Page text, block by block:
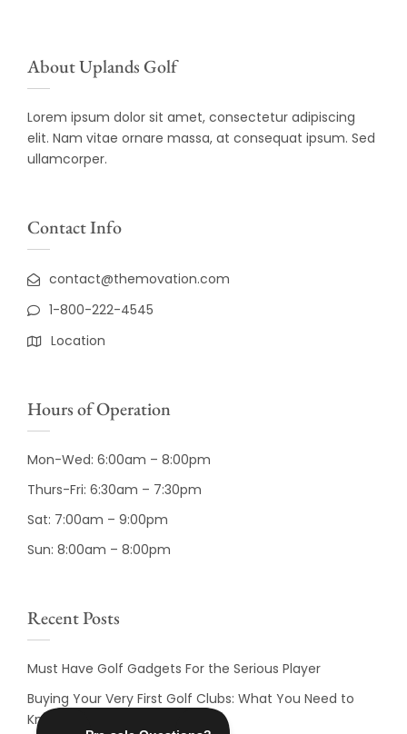
About Uplands Golf
Lorem ipsum dolor sit amet, consectetur adipiscing
elit. Nam vitae ornare massa, at consequat ipsum. Sed
ullamcorper.
Contact Info
contact@themovation.com
1-800-222-4545
Location
Hours of Operation
Mon-Wed: 6:00am – 8:00pm
Thurs-Fri: 6:30am – 7:30pm
Sat: 7:00am – 9:00pm
Sun: 8:00am – 8:00pm
Recent Posts
Must Have Golf Gadgets For the Serious Player
Buying Your Very First Golf Clubs: What You Need to
Know